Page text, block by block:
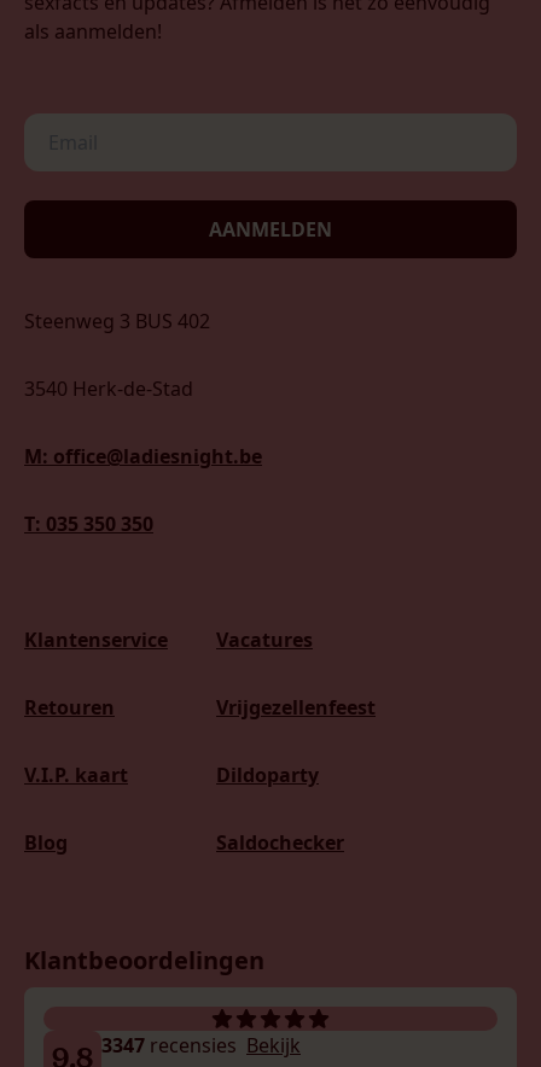
als aanmelden!
AANMELDEN
Steenweg 3 BUS 402
3540 Herk-de-Stad
M: office@ladiesnight.be
T: 035 350 350
Klantenservice
Retouren
V.I.P. kaart
Blog
Vacatures
Vrijgezellenfeest
Dildoparty
Saldochecker
Klantbeoordelingen
3347 recensies Bekijk